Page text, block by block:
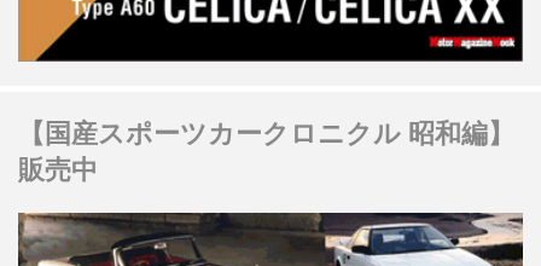
【国産スポーツカークロニクル 昭和編】
販売中